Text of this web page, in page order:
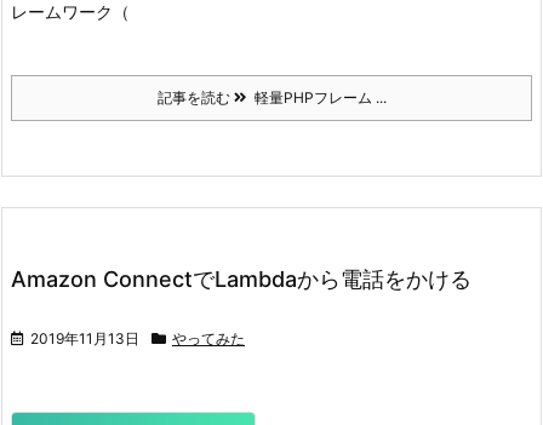
レームワーク（
記事を読む 軽量PHPフレーム ...
Amazon ConnectでLambdaから電話をかける
2019年11月13日 やってみた